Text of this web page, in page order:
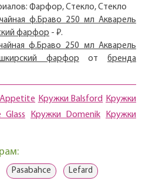
Фарфор, Стекло, Cтекло
ф.Браво 250 мл Акварель
фарфор - ₽.
ф.Браво 250 мл Акварель
фарфор отбренда
Кружки Balsford Кружки
Кружки Domenik
Кружки
Pasabahce Lefard